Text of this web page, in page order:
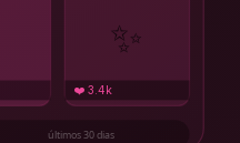
✨
❤️ 3.4k
últimos 30 dias